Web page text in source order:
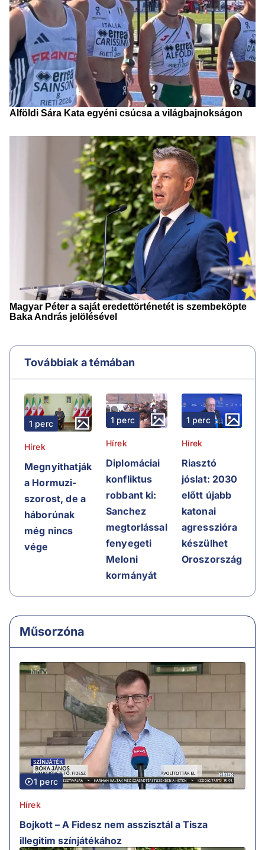
Továbbiak a témában
1 perc
Hírek
Megnyithatják
a Hormuzi-
szorost, de a
háborúnak
még nincs
vége
1 perc
Hírek
Diplomáciai
konfliktus
robbant ki:
Sanchez
megtorlással
fenyegeti
Meloni
kormányát
1 perc
Hírek
Riasztó
jóslat: 2030
előtt újabb
katonai
agresszióra
készülhet
Oroszország
Műsorzóna
1 perc
Hírek
Bojkott – A Fidesz nem asszisztál a Tisza
illegitim színjátékához